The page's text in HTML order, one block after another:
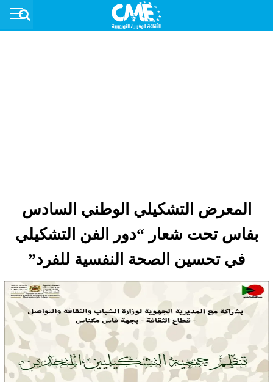
المعرض التشكيلي الوطني السادس
بفاس تحت شعار “دور الفن التشكيلي
في تحسين الصحة النفسية للفرد”